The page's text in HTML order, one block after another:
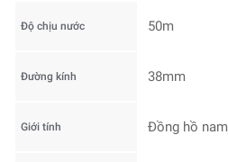
Độ chịu nước 50m
Đường kính 38mm
Giới tính Đồng hồ nam